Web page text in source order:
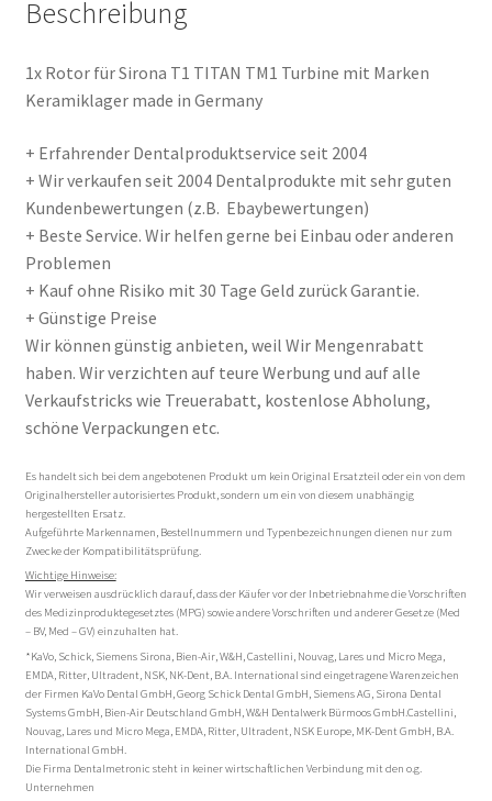
Beschreibung
1x Rotor für Sirona T1 TITAN TM1 Turbine mit Marken
Keramiklager made in Germany
+ Erfahrender Dentalproduktservice seit 2004
+ Wir verkaufen seit 2004 Dentalprodukte mit sehr guten
Kundenbewertungen (z.B. Ebaybewertungen)
+ Beste Service. Wir helfen gerne bei Einbau oder anderen
Problemen
+ Kauf ohne Risiko mit 30 Tage Geld zurück Garantie.
+ Günstige Preise
Wir können günstig anbieten, weil Wir Mengenrabatt
haben. Wir verzichten auf teure Werbung und auf alle
Verkaufstricks wie Treuerabatt, kostenlose Abholung,
schöne Verpackungen etc.
Es handelt sich bei dem angebotenen Produkt um kein Original Ersatzteil oder ein von dem
Originalhersteller autorisiertes Produkt, sondern um ein von diesem unabhängig
hergestellten Ersatz.
Aufgeführte Markennamen, Bestellnummern und Typenbezeichnungen dienen nur zum
Zwecke der Kompatibilitätsprüfung.
Wichtige Hinweise:
Wir verweisen ausdrücklich darauf, dass der Käufer vor der Inbetriebnahme die Vorschriften
des Medizinproduktegesetztes (MPG) sowie andere Vorschriften und anderer Gesetze (Med
– BV, Med – GV) einzuhalten hat.
*KaVo, Schick, Siemens Sirona, Bien-Air, W&H, Castellini, Nouvag, Lares und Micro Mega,
EMDA, Ritter, Ultradent, NSK, NK-Dent, B.A. International sind eingetragene Warenzeichen
der Firmen KaVo Dental GmbH, Georg Schick Dental GmbH, Siemens AG, Sirona Dental
Systems GmbH, Bien-Air Deutschland GmbH, W&H Dentalwerk Bürmoos GmbH.Castellini,
Nouvag, Lares und Micro Mega, EMDA, Ritter, Ultradent, NSK Europe, MK-Dent GmbH, B.A.
International GmbH.
Die Firma Dentalmetronic steht in keiner wirtschaftlichen Verbindung mit den o.g.
Unternehmen